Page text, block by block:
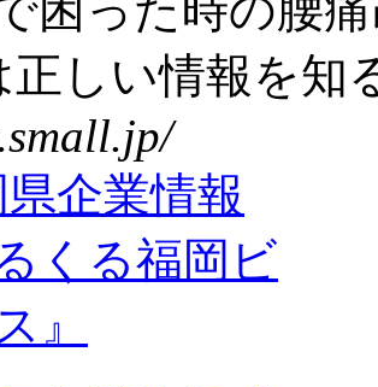
正しい情報を知